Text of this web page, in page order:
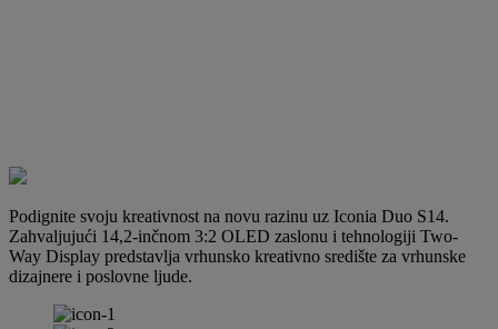
Podignite svoju kreativnost na novu razinu uz Iconia Duo S14.
Zahvaljujući 14,2-inčnom 3:2 OLED zaslonu i tehnologiji Two-
Way Display predstavlja vrhunsko kreativno središte za vrhunske
dizajnere i poslovne ljude.